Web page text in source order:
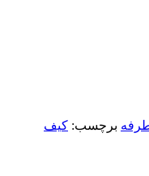
برچسب: کیف